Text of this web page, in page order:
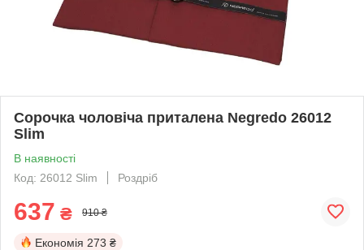
Сорочка чоловіча приталена Negredo 26012
Slim
В наявності
Код: 26012 Slim
Роздріб
637 ₴ 910 ₴
Економія 273 ₴